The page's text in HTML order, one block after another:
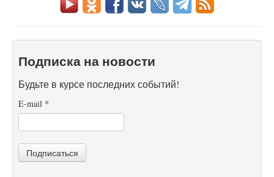
Подписка на новости
Будьте в курсе последних событий!
E-mail *
Подписаться